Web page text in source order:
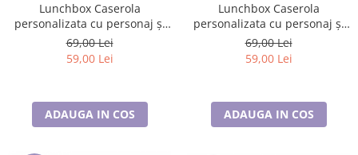
Lunchbox Caserola
personalizata cu personaj și
nume pentru sandwich SN207
69,00 Lei
59,00 Lei
ADAUGA IN COS
Lunchbox Caserola
personalizata cu personaj și
nume pentru sandwich SN208
69,00 Lei
59,00 Lei
ADAUGA IN COS